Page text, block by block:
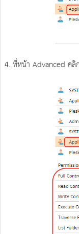
4. ที่หน้า Advanced ค